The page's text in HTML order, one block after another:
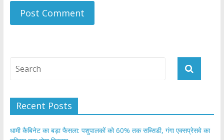
Recent Posts
​धामी कैबिनेट का बड़ा फैसला: पशुपालकों को 60% तक सब्सिडी, गंगा एक्सप्रेसवे का